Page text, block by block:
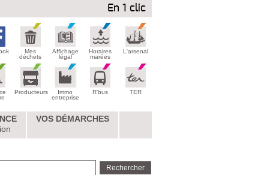
En 1 clic
Mes
déchets
Affichage
légal
Horaires
marées
L'arsenal
Producteurs
Immo
entreprise
R'bus TER
VOS DÉMARCHES